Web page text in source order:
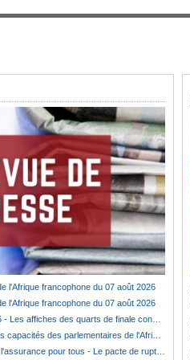
l'Afrique francophone du 07 août 2026
l'Afrique francophone du 07 août 2026
Les affiches des quarts de finale connues
des parlementaires de l'Afrique de l'Est
pour tous - Le pacte de rupture
Une interview télévisée du cardinal